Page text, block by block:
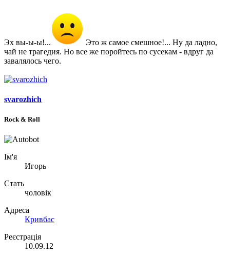
Эх вы-ы-ы!...
Это ж самое смешное!... Ну да ладно,
чай не трагедия. Но все же поройтесь по сусекам - вдруг да
завалялось чего.
svarozhich
Ім'я
Игорь
Стать
чоловік
Адреса
Кривбас
Реєстрація
10.09.12